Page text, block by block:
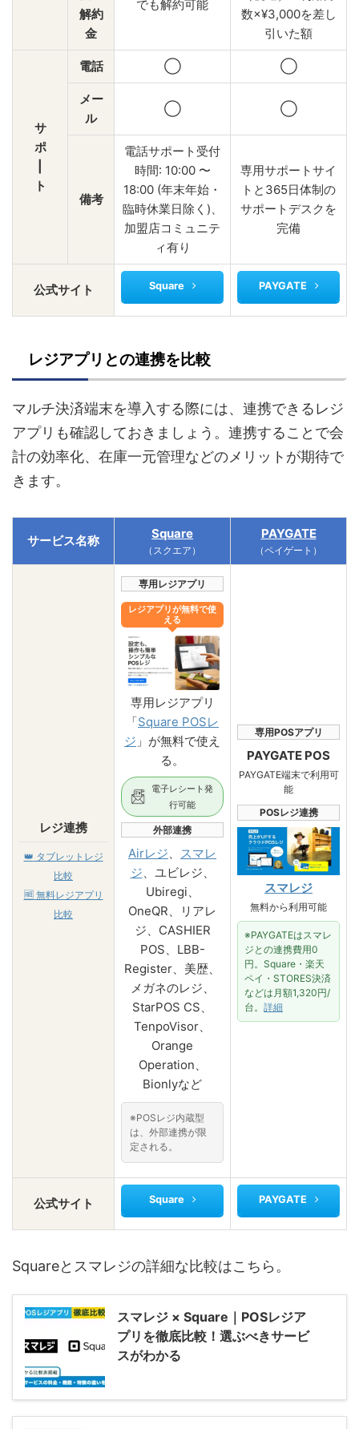
解約
金
でも解約可能
数×¥3,000を差し
引いた額
サ
ポ
ト
電話 ◯ ◯
メー
ル
◯ ◯
備考
電話サポート受付
時間: 10:00 〜
18:00 (年末年始・
臨時休業日除く)、
加盟店コミュニテ
ィ有り
専用サポートサイ
トと365日体制の
サポートデスクを
完備
公式サイト Square PAYGATE
レジアプリとの連携を比較
マルチ決済端末を導入する際には、連携できるレジ
アプリも確認しておきましょう。連携することで会
計の効率化、在庫一元管理などのメリットが期待で
きます。
サービス名称 Square
（スクエア）
PAYGATE
（ペイゲート）
レジ連携
👑 タブレットレジ
比較
🆓 無料レジアプリ
比較
専用レジアプリ
レジアプリが無料で使
える
専用レジアプリ
「Square POSレ
ジ 」が無料で使え
る。
電子レシート発
行可能
外部連携
Airレジ、 スマレ
ジ、ユビレジ、
Ubiregi、
OneQR、リアレ
ジ、CASHIER
POS、LBB-
Register、美歴、
メガネのレジ、
StarPOS CS、
TenpoVisor、
Orange
Operation、
Bionlyなど
※POSレジ内蔵型
は、外部連携が限
定される。
専用POSアプリ
PAYGATE POS
PAYGATE端末で利用可
能
POSレジ連携
スマレジ
無料から利用可能
※PAYGATEはスマレ
ジとの連携費用0
円。Square・楽天
ペイ・STORES決済
などは月額1,320円/
台。 詳細
公式サイト Square PAYGATE
Squareとスマレジの詳細な比較はこちら。
スマレジ × Square｜POSレジア
プリを徹底比較！選ぶべきサービ
スがわかる